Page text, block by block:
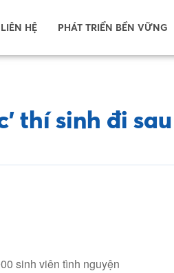
LIÊN HỆ PHÁT TRIỂN BỀN VỮNG
thí sinh đi sau
sinh viên tình nguyện